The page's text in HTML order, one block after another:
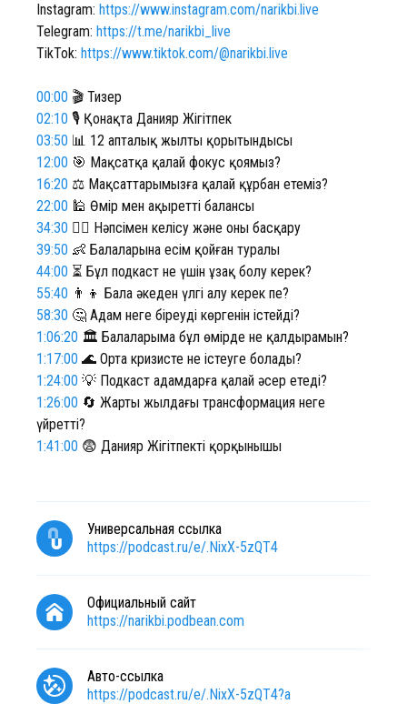
Instagram: https://www.instagram.com/narikbi.live
Telegram: https://t.me/narikbi_live
TikTok: https://www.tiktok.com/@narikbi.live
00:00 🎬 Тизер
02:10 🎙️ Қонақта Данияр Жігітпек
03:50 📊 12 апталық жылтың қорытындысы
12:00 🎯 Мақсатқа қалай фокус қоямыз?
16:20 ⚖️ Мақсаттарымызға қалай құрбан етеміз?
22:00 🕌 Өмір мен ақыреттің балансы
34:30 🧘‍♂️ Нәпсімен келісу және оны басқару
39:50 👶 Балаларына есім қойған туралы
44:00 ⏳ Бұл подкаст не үшін ұзақ болу керек?
55:40 👨‍👦 Бала әкеден үлгі алу керек пе?
58:30 🤔 Адам неге біреудің көргенін істейді?
1:06:20 🏛️ Балаларыма бұл өмірде не қалдырамын?
1:17:00 🌊 Орта кризисте не істеуге болады?
1:24:00 💡 Подкаст адамдарға қалай әсер етеді?
1:26:00 🔄 Жарты жылдағы трансформация неге
үйретті?
1:41:00 😨 Данияр Жігітпектің қорқынышы
Универсальная ссылка
https://podcast.ru/e/.NixX-5zQT4
Официальный сайт
https://narikbi.podbean.com
Авто-ссылка
https://podcast.ru/e/.NixX-5zQT4?a